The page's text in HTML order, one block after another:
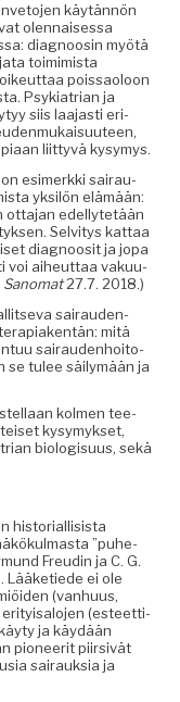
käytän­nön
olen­naises­sa
diag­noosin myötä
toim­imista
pois­saoloon
Psyki­a­tri­an ja
siis laa­jasti eri­
liit­tyvä kysymys.
esimerk­ki sairau­
yksilön elämään:
otta­jan edel­lytetään
Selvi­tys kat­taa
diag­noosit ja jopa
voi aiheut­taa vaku­u­
27.7. 2018.)
sairau­den­
mitä
sairau­den­hoito-
se tulee säi­lymään ja
kol­men tee­
kysymyk­set,
biol­o­gisu­us, sekä
his­to­ri­al­li­sista
”puhe­
Freudin ja C. G.
Lääketiede ei ole
(van­hu­us,
eri­ty­isa­lo­jen (esteet­ti­
ja käy­dään
pio­neer­it piir­sivät
sairauk­sia ja